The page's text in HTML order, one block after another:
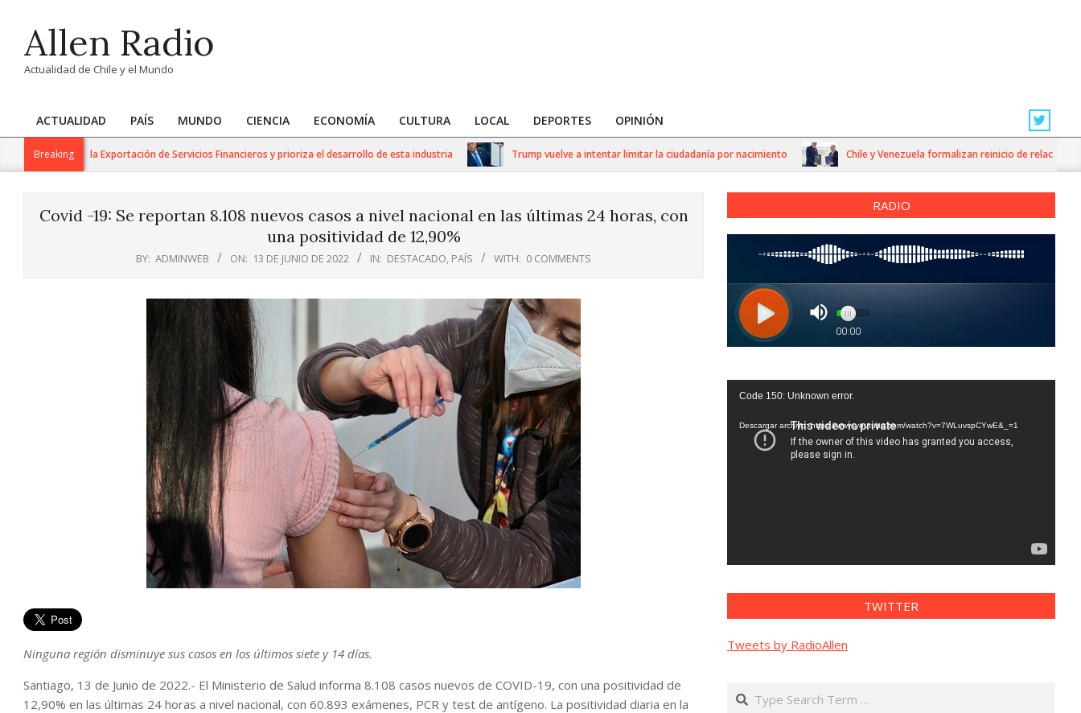
contentAllen Radio
Actualidad de Chile y el Mundo
Primary
Navigation
ACTUALIDAD PAÍS MUNDO CIENCIA ECONOMÍA CULTURA LOCAL DEPORTES OPINIÓN
Breaking
Trabajo para la Exportación de Servicios Financieros y prioriza el desarrollo de esta industria Trump vuelve a intentar limitar la ciudadanía por nacimiento Chile y Venezuela formalizan reinicio de relaciones
Covid -19: Se reportan 8.108 nuevos casos a nivel nacional en las últimas 24 horas, con
una positividad de 12,90%
BY: ADMINWEB ON: 13 DE JUNIO DE 2022 IN: DESTACADO, PAÍS WITH: 0 COMMENTS
Ninguna región disminuye sus casos en los últimos siete y 14 días.
Santiago, 13 de Junio de 2022.- El Ministerio de Salud informa 8.108 casos nuevos de COVID-19, con una positividad de
12,90% en las últimas 24 horas a nivel nacional, con 60.893 exámenes, PCR y test de antígeno. La positividad diaria en la
RADIO
Reproductor
vídeo
Code 150: Unknown error.
Descargar archivo: https://www.youtube.com/watch?v=7WLuvspCYwE&_=1
TWITTER
Tweets by RadioAllen
Search